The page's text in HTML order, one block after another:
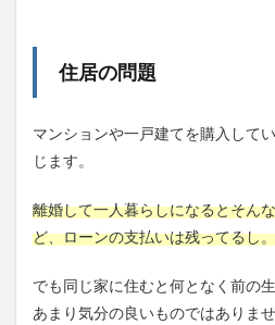
住居の問題
マンションや一戸建てを購入して
じます。
離婚して一人暮らしになるとそん
ど、ローンの支払いは残ってるし。
でも同じ家に住むと何となく前の
あまり気分の良いものではありませ